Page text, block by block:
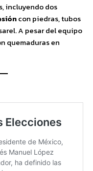
incluyendo dos
con piedras, tubos
A pesar del equipo
quemaduras en